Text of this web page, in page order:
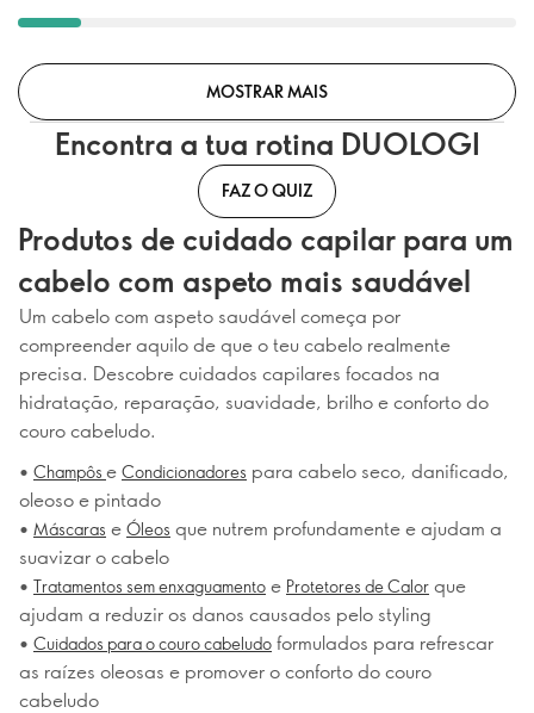
MOSTRAR MAIS
Encontra a tua rotina DUOLOGI
FAZ O QUIZ
Produtos de cuidado capilar para um
cabelo com aspeto mais saudável
Um cabelo com aspeto saudável começa por
compreender aquilo de que o teu cabelo realmente
precisa. Descobre cuidados capilares focados na
hidratação, reparação, suavidade, brilho e conforto do
couro cabeludo.
• Champôs e Condicionadores para cabelo seco, danificado,
oleoso e pintado
• Máscaras e Óleos que nutrem profundamente e ajudam a
suavizar o cabelo
• Tratamentos sem enxaguamento e Protetores de Calor que
ajudam a reduzir os danos causados pelo styling
• Cuidados para o couro cabeludo formulados para refrescar
as raízes oleosas e promover o conforto do couro
cabeludo